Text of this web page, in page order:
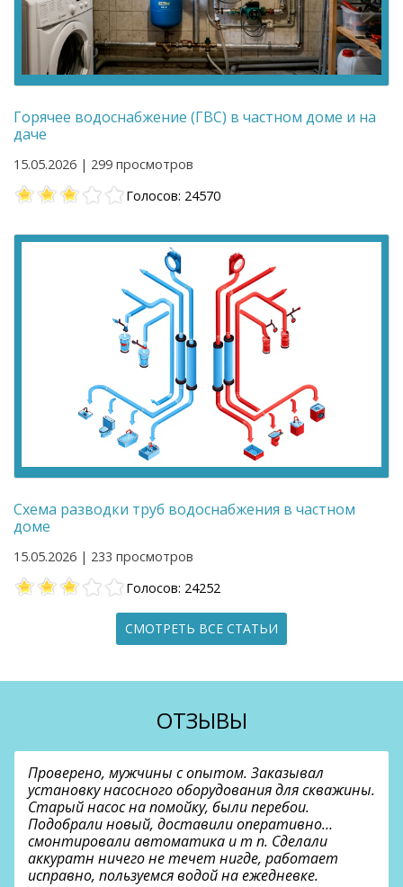
Горячее водоснабжение (ГВС) в частном доме и на
даче
15.05.2026 | 299 просмотров
Голосов: 24570
Схема разводки труб водоснабжения в частном
доме
15.05.2026 | 233 просмотров
Голосов: 24252
СМОТРЕТЬ ВСЕ СТАТЬИ
ОТЗЫВЫ
Проверено, мужчины с опытом. Заказывал
установку насосного оборудования для скважины.
Старый насос на помойку, были перебои.
Подобрали новый, доставили оперативно…
смонтировали автоматика и т п. Сделали
аккуратн ничего не течет нигде, работает
исправно, пользуемся водой на ежедневке.